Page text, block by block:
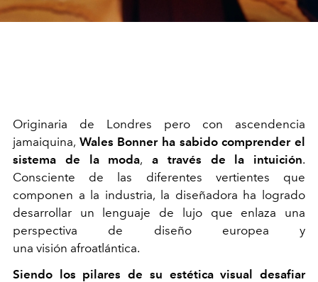
Originaria de Londres pero con ascendencia
jamaiquina, Wales Bonner ha sabido comprender el
sistema de la moda, a través de la intuición.
Consciente de las diferentes vertientes que
componen a la industria, la diseñadora ha logrado
desarrollar un lenguaje de lujo que enlaza una
perspectiva de diseño europea y
una visión afroatlántica.
Siendo los pilares de su estética visual desafiar